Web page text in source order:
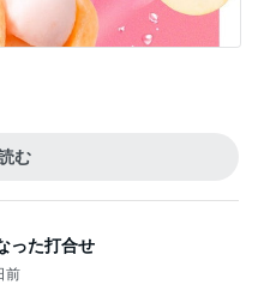
む
った打合せ
前